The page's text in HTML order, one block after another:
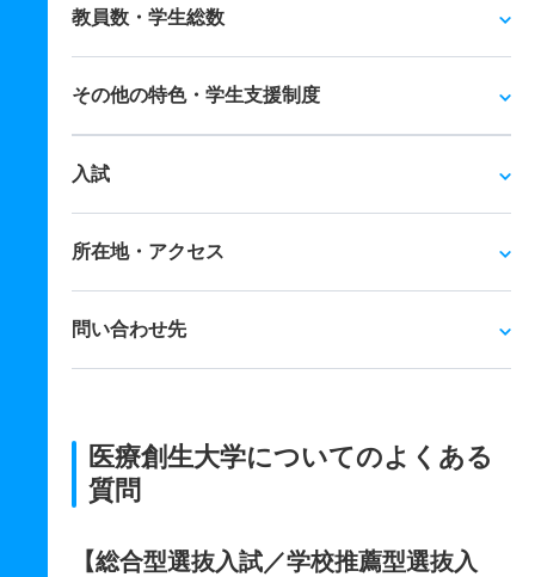
教員数・学生総数
その他の特色・学生支援制度
入試
所在地・アクセス
問い合わせ先
医療創生大学についてのよくある
質問
【総合型選抜入試／学校推薦型選抜入